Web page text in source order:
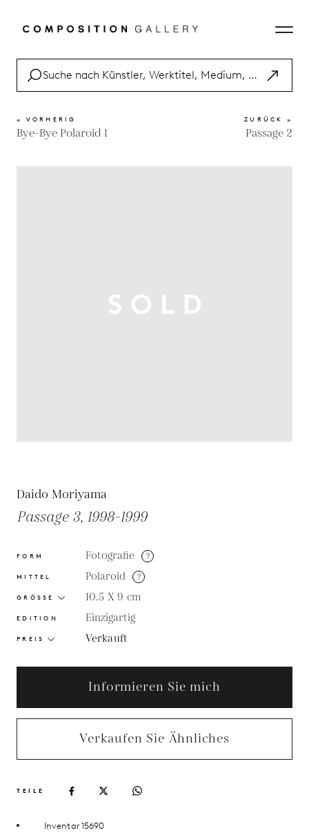
« VORHERIG
Bye-Bye Polaroid 1
ZURÜCK »
Passage 2
Daido Moriyama
Passage 3, 1998-1999
FORM Fotografie ?
MITTEL Polaroid ?
GRÖSSE 10.5 X 9 cm
EDITION Einzigartig
PREIS Verkauft
Informieren Sie mich
Verkaufen Sie Ähnliches
TEILE
Inventar 15690